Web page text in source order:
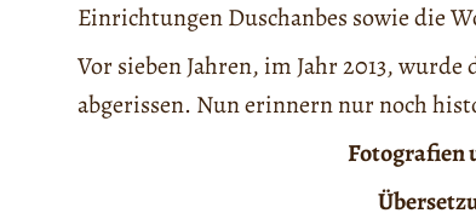
Einrichtungen Duschanbes sowie die
Vor sieben Jahren, im Jahr 2013,
abgerissen. Nun erinnern nur noch
Fotografien